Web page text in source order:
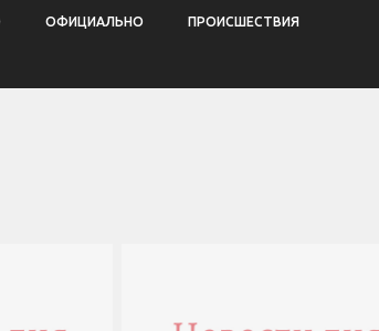
ОФИЦИАЛЬНО ПРОИСШЕСТВИЯ